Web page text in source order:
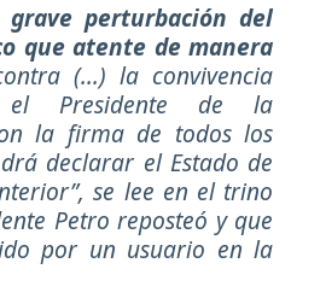
grave perturbación del
que atente de manera
(...) la convivencia
el Presidente de la
la firma de todos los
declarar el Estado de
se lee en el trino
Petro reposteó y que
por un usuario en la